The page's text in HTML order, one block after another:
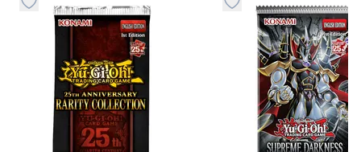
Dugme za dodavanje stvari u kategoriju omiljeno
Dugme za dodavanje